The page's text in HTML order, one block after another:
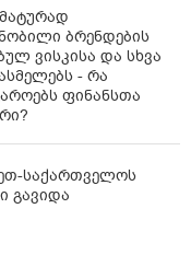
ბრენდების
ვისკისა და სხვა
- რა
ფინანსთა
საქართველოს
გავიდა